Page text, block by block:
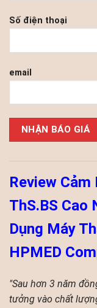
Số điện thoại
email
Please leave this
Review Cảm
ThS.BS Cao
Dụng Máy
HPMED
"Sau hơn 3 năm
tưởng vào chất